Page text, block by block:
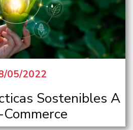
05/2022
Sostenibles A